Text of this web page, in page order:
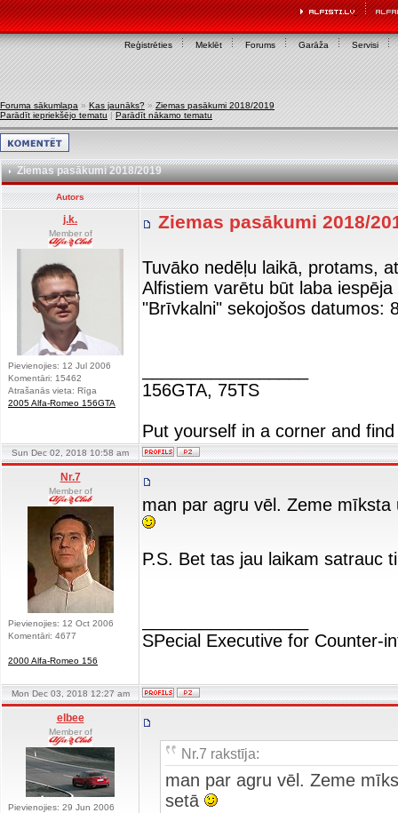
Reģistrēties Meklēt Forums Garāža Servisi
Foruma sākumlapa » Kas jaunāks? » Ziemas pasākumi 2018/2019
Parādīt iepriekšējo tematu | Parādīt nākamo tematu
Ziemas pasākumi 2018/2019
Autors
j.k.
Member of
Pievienojies: 12 Jul 2006
Komentāri: 15462
Atrašanās vieta: Rīga
2005 Alfa-Romeo 156GTA
Ziemas pasākumi 2018/
Tuvāko nedēļu laikā, protams,
Alfistiem varētu būt laba
"Brīvkalni" sekojošos datumos:
156GTA, 75TS
Put yourself in a corner and
Sun Dec 02, 2018 10:58 am
Nr.7
Member of
Pievienojies: 12 Oct 2006
Komentāri: 4677
2000 Alfa-Romeo 156
man par agru vēl. Zeme
P.S. Bet tas jau laikam satrauc
SPecial Executive for Counter-
Mon Dec 03, 2018 12:27 am
elbee
Member of
Pievienojies: 29 Jun 2006
Nr.7 rakstīja:
man par agru vēl. Zeme
setā